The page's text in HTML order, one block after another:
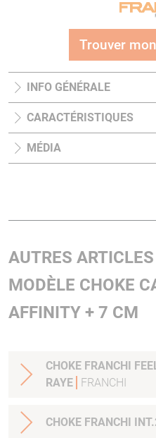
Trouver
INFO GÉNÉRALE
CARACTÉRISTIQUES
MÉDIA
AUTRES
MODÈLE CHOKE
AFFINITY + 7 CM
CHOKE FRANCHI
RAYE
FRANCHI
CHOKE FRANCHI